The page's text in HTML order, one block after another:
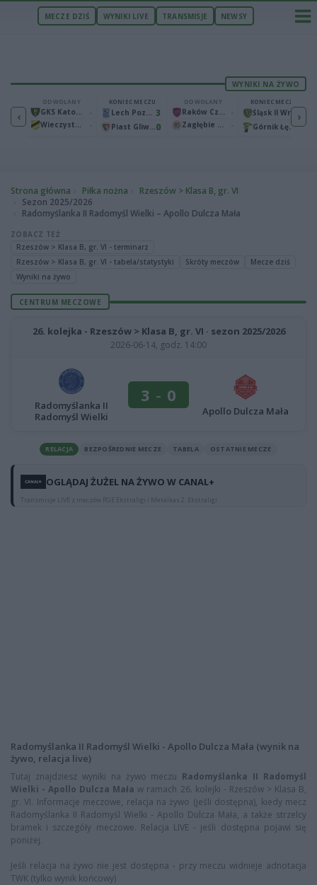
MECZE DZIŚ WYNIKI LIVE TRANSMISJE NEWSY
WYNIKI NA ŻYWO
‹
Warta Poznań 2
ODWOŁANY
GKS Katowice
Wieczysta Kraków
KONIEC MECZU
Lech Poznań 3
Piast Gliwice0
ODWOŁANY
Raków Częstochowa
Zagłębie Lubin
KONIEC MECZU
2
Górnik Łęczna 0
›
Strona główna Piłka nożna
Rzeszów > Klasa B, gr. VI
Sezon 2025/2026
Radomyślanka II Radomyśl Wielki – Apollo Dulcza Mała
ZOBACZ TEŻ
Rzeszów > Klasa B, gr. VI - terminarz
Rzeszów > Klasa B, gr. VI - tabela/statystyki
Skróty meczów
Mecze dziś
Wyniki na żywo
CENTRUM MECZOWE
26. kolejka - Rzeszów > Klasa B, gr. VI · sezon 2025/2026
2026-06-14, godz. 14:00
Radomyślanka II
Radomyśl Wielki
3 - 0
Apollo Dulcza Mała
RELACJA BEZPOŚREDNIE MECZE TABELA OSTATNIE MECZE
OGLĄDAJ ŻUŻEL NA ŻYWO W CANAL+
Transmisje LIVE z meczów PGE Ekstraligi i Metalkas 2. Ekstraligi
Radomyślanka II Radomyśl Wielki - Apollo Dulcza Mała (wynik na
żywo, relacja live)
Tutaj znajdziesz wyniki na żywo meczu Radomyślanka II Radomyśl
Wielki - Apollo Dulcza Mała w ramach 26. kolejki - Rzeszów > Klasa B,
gr. VI. Informacje meczowe, relacja na żywo (jeśli dostępna), kiedy mecz
Radomyślanka II Radomyśl Wielki - Apollo Dulcza Mała, a także strzelcy
bramek i szczegóły meczowe. Relacja LIVE - jeśli dostępna pojawi się
poniżej.
Jeśli relacja na żywo nie jest dostępna - przy meczu widnieje adnotacja
TWK (tylko wynik końcowy)